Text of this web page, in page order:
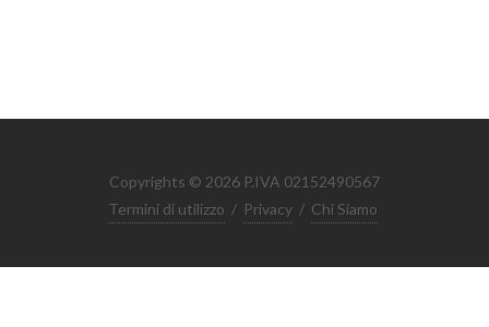
Copyrights © 2026 P.IVA 02152490567
Termini di utilizzo / Privacy / Chi Siamo